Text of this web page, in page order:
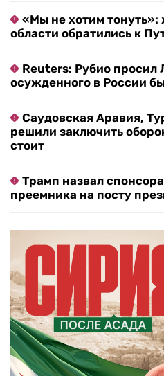
«Мы не хотим
области обратились к
Reuters: Рубио просил
осужденного в России
Саудовская Аравия,
решили заключить
стоит
Трамп назвал
преемника на посту